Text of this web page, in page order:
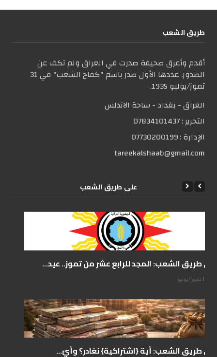
طریق الشعب
أقدم وأعرق صحيفة صدرت في العراق ولم تكف عن
الصدور. عددها الأول صدر باسم "كفاح الشعب" في 31
تموز/يوليو 1935.
العراق - بغداد - ساحة الاندلس
التحریر :07834101437
الإدارة :07730200199
tareekalshaab@gmail.com
علی طریق الشعب
على طريق الشعب: المجد للرابع عشر من تموز.. عيد...
14 تموز/يوليو
على طريق الشعب: أية {اشتراكية} نغادر؟ وأيّ...